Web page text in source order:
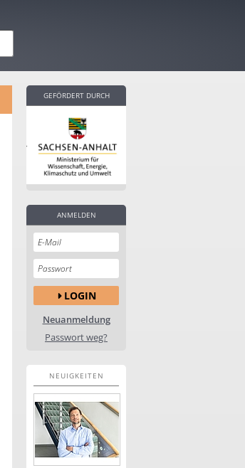
GEFÖRDERT DURCH
ANMELDEN
LOGIN
Neuanmeldung
Passwort weg?
NEUIGKEITEN